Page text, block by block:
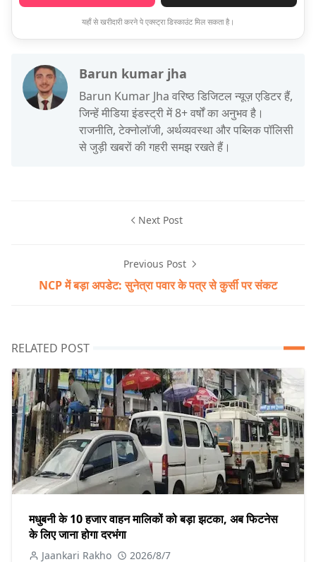
यहाँ से खरीदारी करने पे एक्स्ट्रा डिस्काउंट मिल सकता है।
Barun kumar jha
Barun Kumar Jha वरिष्ठ डिजिटल न्यूज़ एडिटर हैं,
जिन्हें मीडिया इंडस्ट्री में 8+ वर्षों का अनुभव है।
राजनीति, टेक्नोलॉजी, अर्थव्यवस्था और पब्लिक पॉलिसी
से जुड़ी खबरों की गहरी समझ रखते हैं।
Next Post
Previous Post
NCP में बड़ा अपडेट: सुनेत्रा पवार के पत्र से कुर्सी पर संकट
RELATED POST
मधुबनी के 10 हजार वाहन मालिकों को बड़ा झटका, अब फिटनेस
के लिए जाना होगा दरभंगा
Jaankari Rakho 2026/8/7